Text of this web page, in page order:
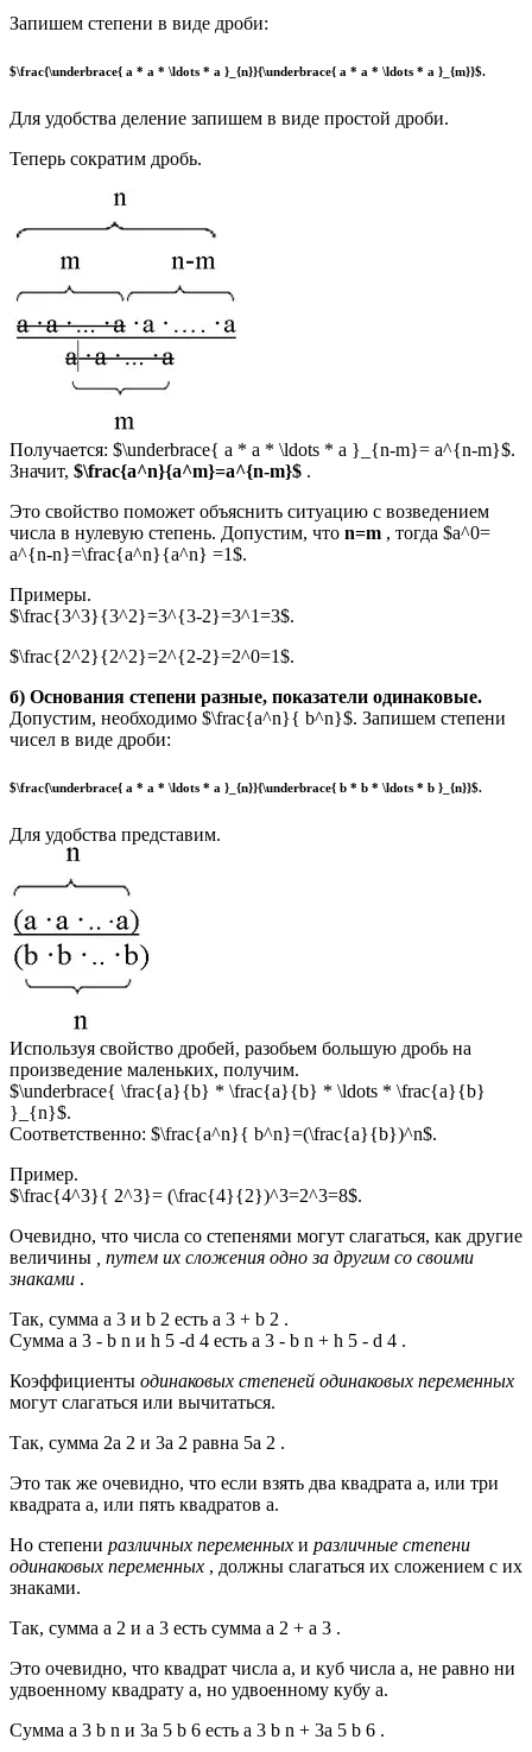
Запишем степени в виде дроби:
$\frac{\underbrace{ a * a * \ldots * a }_{n}}{\underbrace{ a * a * \ldots * a }_{m}}$.
Для удобства деление запишем в виде простой дроби.
Теперь сократим дробь.
Получается: $\underbrace{ a * a * \ldots * a }_{n-m}= a^{n-m}$.
Значит, $\frac{a^n}{a^m}=a^{n-m}$ .
Это свойство поможет объяснить ситуацию с возведением
числа в нулевую степень. Допустим, что n=m , тогда $a^0=
a^{n-n}=\frac{a^n}{a^n} =1$.
Примеры.
$\frac{3^3}{3^2}=3^{3-2}=3^1=3$.
$\frac{2^2}{2^2}=2^{2-2}=2^0=1$.
б) Основания степени разные, показатели одинаковые.
Допустим, необходимо $\frac{a^n}{ b^n}$. Запишем степени
чисел в виде дроби:
$\frac{\underbrace{ a * a * \ldots * a }_{n}}{\underbrace{ b * b * \ldots * b }_{n}}$.
Для удобства представим.
Используя свойство дробей, разобьем большую дробь на
произведение маленьких, получим.
$\underbrace{ \frac{a}{b} * \frac{a}{b} * \ldots * \frac{a}{b}
}_{n}$.
Соответственно: $\frac{a^n}{ b^n}=(\frac{a}{b})^n$.
Пример.
$\frac{4^3}{ 2^3}= (\frac{4}{2})^3=2^3=8$.
Очевидно, что числа со степенями могут слагаться, как другие
величины
, путем их сложения одно за другим со своими
знаками .
Так, сумма a 3 и b 2 есть a 3 + b 2 .
Сумма a 3 - b n и h 5 -d 4 есть a 3 - b n + h 5 - d 4 .
Коэффициенты одинаковых степеней одинаковых переменных
могут слагаться или вычитаться.
Так, сумма 2a 2 и 3a 2 равна 5a 2 .
Это так же очевидно, что если взять два квадрата а, или три
квадрата а, или пять квадратов а.
Но степени различных переменных и различные степени
одинаковых переменных , должны слагаться их сложением с их
знаками.
Так, сумма a 2 и a 3 есть сумма a 2 + a 3 .
Это очевидно, что квадрат числа a, и куб числа a, не равно ни
удвоенному квадрату a, но удвоенному кубу a.
Сумма a 3 b n и 3a 5 b 6 есть a 3 b n + 3a 5 b 6 .